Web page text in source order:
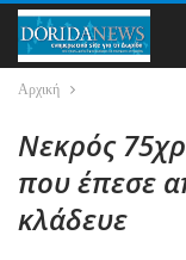
Αρχική
Νεκρός
που έπεσε
κλάδευε